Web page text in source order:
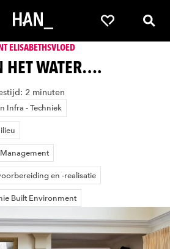
Favorieten
ELISABETHSVLOED
HET WATER….
2 minuten
Infra - Techniek
en -realisatie
Built Environment